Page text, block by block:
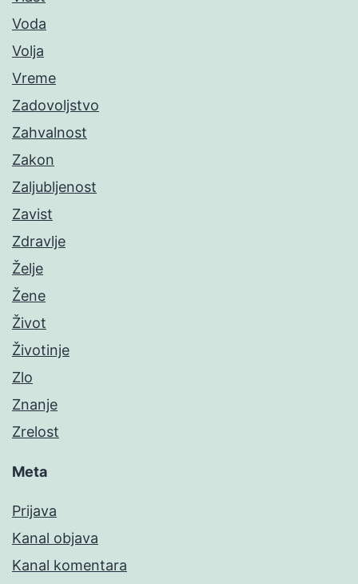
Voda
Volja
Vreme
Zadovoljstvo
Zahvalnost
Zakon
Zaljubljenost
Zavist
Zdravlje
Želje
Žene
Život
Životinje
Zlo
Znanje
Zrelost
Meta
Prijava
Kanal objava
Kanal komentara